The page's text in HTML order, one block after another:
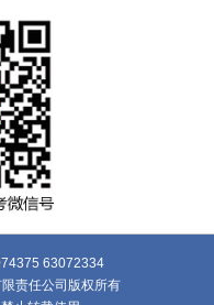
63072334
责任公司版权所有